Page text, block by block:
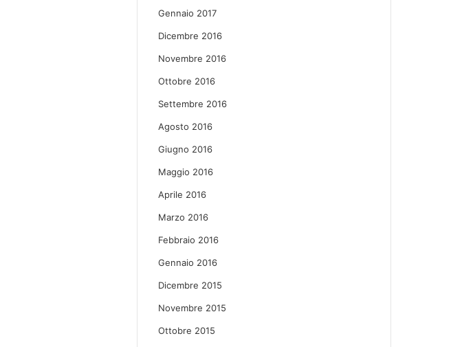
Gennaio 2017
Dicembre 2016
Novembre 2016
Ottobre 2016
Settembre 2016
Agosto 2016
Giugno 2016
Maggio 2016
Aprile 2016
Marzo 2016
Febbraio 2016
Gennaio 2016
Dicembre 2015
Novembre 2015
Ottobre 2015